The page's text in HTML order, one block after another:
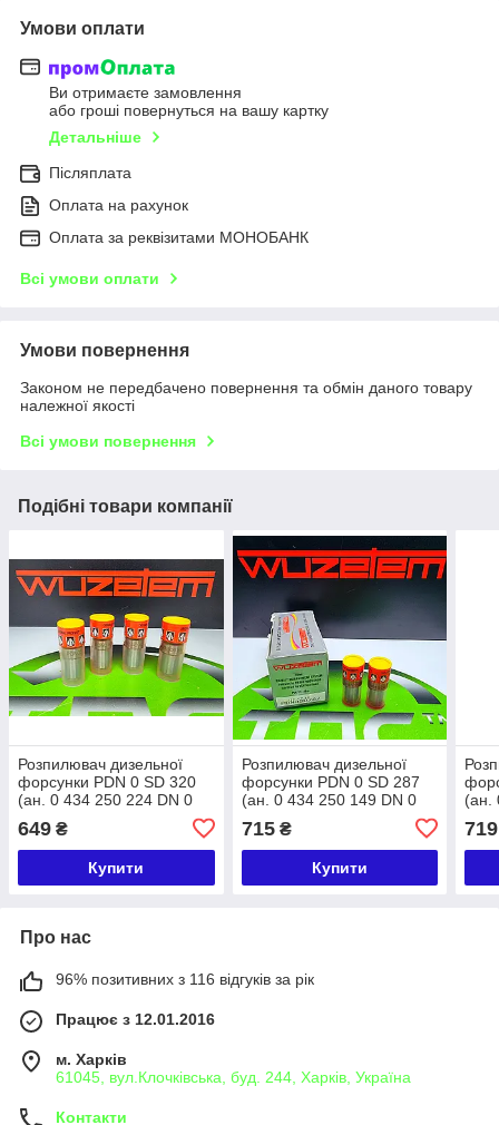
Умови оплати
Ви отримаєте замовлення
або гроші повернуться на вашу картку
Детальніше
Післяплата
Оплата на рахунок
Оплата за реквізитами МОНОБАНК
Всі умови оплати
Умови повернення
Законом не передбачено повернення та обмін даного товару
належної якості
Всі умови повернення
Подібні товари компанії
Розпилювач дизельної
форсунки PDN 0 SD 320
(ан. 0 434 250 224 DN 0
SD 320 BOSCH) Wuzetem
FORD FIESTA
649 ₴
Купити
Розпилювач дизельної
форсунки PDN 0 SD 287
(ан. 0 434 250 149 DN 0
SD 287 BOSCH) Wuzetem
PEUGEOT / CITROËN
715₴
Купити
(ан.
719
Про нас
96% позитивних з 116 відгуків за рік
Працює з 12.01.2016
м. Харків
61045, вул.Клочківська, буд. 244, Харків, Україна
Контакти